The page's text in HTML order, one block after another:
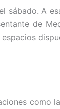
sábado. A
de
como